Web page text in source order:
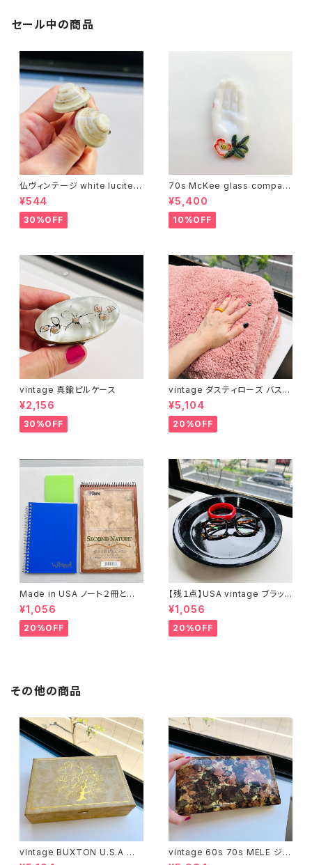
セール中の商品
仏ヴィンテージ white lucite c
onfetti 山型イヤリング
¥544
30%OFF
70s McKee glass compan
y ハンドペイントハンド小皿
（赤）
¥5,400
10%OFF
vintage 真鍮ピルケース
¥2,156
30%OFF
vintage ダスティローズ バスマ
ット
¥5,104
20%OFF
Made in USA ノート２冊とお
まけ
¥1,056
20%OFF
【残１点】USA vintage ブラック
琺瑯プレート
¥1,056
20%OFF
その他の商品
vintage BUXTON U.S.A ジュ
エリーボックス
vintage 60s 70s MELE ジュ
エリーボックス（Lサイズ・ブラウ